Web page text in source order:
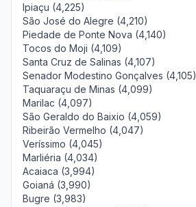
Ipiaçu (4,225)
São José do Alegre (4,210)
Piedade de Ponte Nova (4,140)
Tocos do Moji (4,109)
Santa Cruz de Salinas (4,107)
Senador Modestino Gonçalves (4,105)
Taquaraçu de Minas (4,099)
Marilac (4,097)
São Geraldo do Baixio (4,059)
Ribeirão Vermelho (4,047)
Veríssimo (4,045)
Marliéria (4,034)
Acaiaca (3,994)
Goianá (3,990)
Bugre (3,983)